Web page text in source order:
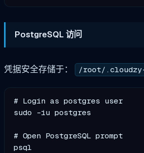
PostgreSQL 访问
凭据安全存储于： /root/
# Login as postgres user
sudo -iu postgres
# Open PostgreSQL prompt
psql